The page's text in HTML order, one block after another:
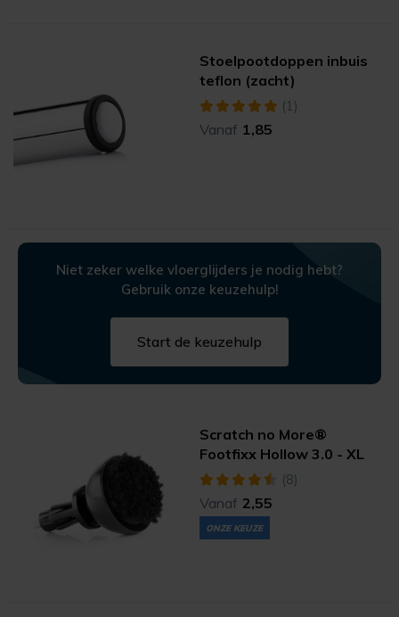
Stoelpootdoppen inbuis
teflon (zacht)
(1)
Vanaf 1,85
Niet zeker welke vloerglijders je nodig hebt?
Gebruik onze keuzehulp!
Start de keuzehulp
Scratch no More®
Footfixx Hollow 3.0 - XL
(8)
Vanaf 2,55
ONZE KEUZE